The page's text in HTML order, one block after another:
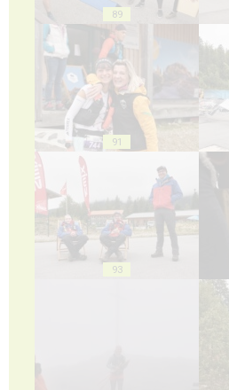
89
91
93